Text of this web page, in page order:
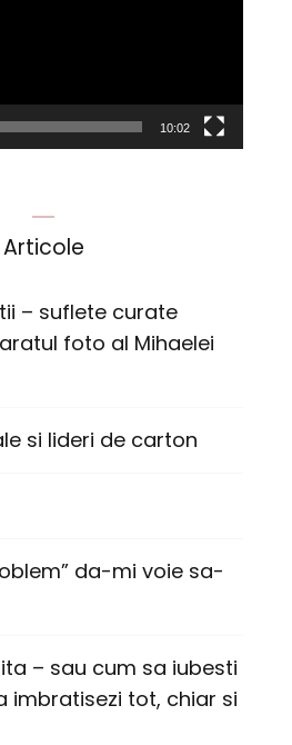
10:02
Articole
– suflete curate
foto al Mihaelei
si lideri de carton
da-mi voie sa-
– sau cum sa iubesti
imbratisezi tot, chiar si